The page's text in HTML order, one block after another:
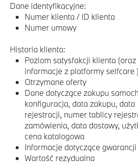
Dane identyfikacyjne:
Numer klienta / ID klienta
Numer umowy
Historia klienta:
Poziom satysfakcji klienta
informacje z platformy selfcare )
Otrzymane oferty
Dane dotyczące zakupu
konfiguracja, data zakupu, data
rejestracji, numer tablicy
zamówienia, data dostawy,
cena katalogowa
Informacje dotyczące gwarancji
Wartość rezydualna